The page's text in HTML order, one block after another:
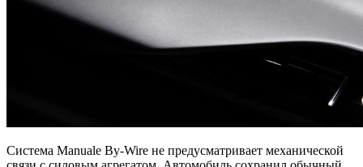
Система Manuale By-Wire не предусматривает механической